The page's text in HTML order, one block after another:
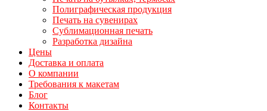
Полиграфическая продукция
Печать на сувенирах
Сублимационная печать
Разработка дизайна
Цены
Доставка и оплата
О компании
Требования к макетам
Блог
Контакты